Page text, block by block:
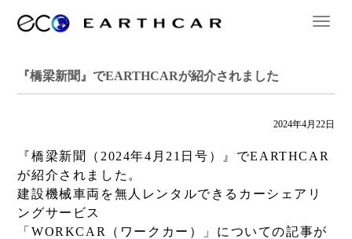
『橋梁新聞』でEARTHCARが紹介されました
2024年4月22日
『橋梁新聞（2024年4月21日号）』でEARTHCAR
が紹介されました。
建設機械車両を無人レンタルできるカーシェアリ
ングサービス
「WORKCAR（ワークカー）」についての記事が